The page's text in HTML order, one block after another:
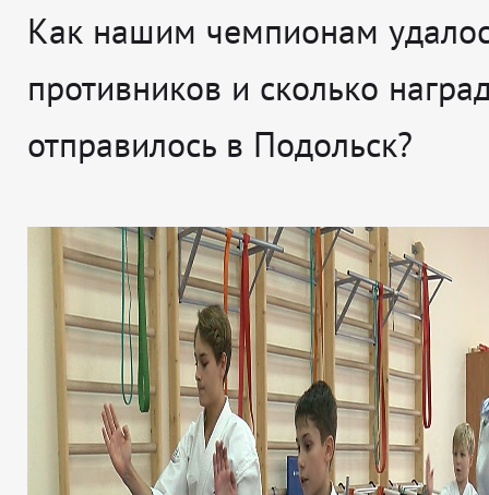
Как нашим чемпионам
противников и сколько
отправилось в Подольск?